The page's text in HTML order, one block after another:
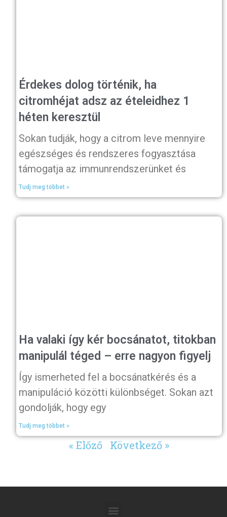
Érdekes dolog történik, ha
citromhéjat adsz az ételeidhez 1
héten keresztül
Sokan tudják, hogy a citrom leve mennyire
egészséges és rendszeres fogyasztása
támogatja az immunrendszerünket és
Tudj meg többet »
Ha valaki így kér bocsánatot, titokban
manipulál téged – erre nagyon figyelj
Így ismerheted fel a bocsánatkérés és a
manipuláció közötti különbséget. Sokan azt
gondolják, hogy egy
Tudj meg többet »
« Előző Következő »